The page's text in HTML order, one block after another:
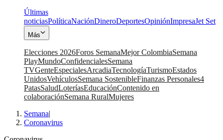
Últimas
noticiasPolíticaNaciónDineroDeportesOpiniónImpresaJet Set
Más
Elecciones 2026Foros SemanaMejor ColombiaSemana
PlayMundoConfidencialesSemana
TVGenteEspecialesArcadiaTecnologíaTurismoEstados
UnidosVehículosSemana SostenibleFinanzas Personales4
PatasSaludLoteríasEducaciónContenido en
colaboraciónSemana RuralMujeres
Semana|
Coronavirus